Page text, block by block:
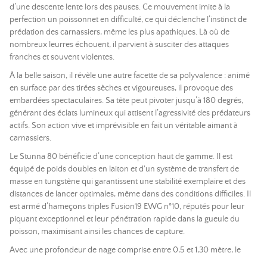
d’une descente lente lors des pauses. Ce mouvement imite à la
perfection un poissonnet en difficulté, ce qui déclenche l’instinct de
prédation des carnassiers, même les plus apathiques. Là où de
nombreux leurres échouent, il parvient à susciter des attaques
franches et souvent violentes.
À la belle saison, il révèle une autre facette de sa polyvalence : animé
en surface par des tirées sèches et vigoureuses, il provoque des
embardées spectaculaires. Sa tête peut pivoter jusqu’à 180 degrés,
générant des éclats lumineux qui attisent l’agressivité des prédateurs
actifs. Son action vive et imprévisible en fait un véritable aimant à
carnassiers.
Le Stunna 80 bénéficie d’une conception haut de gamme. Il est
équipé de poids doubles en laiton et d'un système de transfert de
masse en tungstène qui garantissent une stabilité exemplaire et des
distances de lancer optimales, même dans des conditions difficiles. Il
est armé d’hameçons triples Fusion19 EWG n°10, réputés pour leur
piquant exceptionnel et leur pénétration rapide dans la gueule du
poisson, maximisant ainsi les chances de capture.
Avec une profondeur de nage comprise entre 0,5 et 1,30 mètre, le